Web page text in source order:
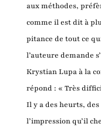
aux méthodes,
comme il est dit à
pitance de tout ce
l’auteure demande
Krystian Lupa à la
répond : « Très
Il y a des heurts,
l’impression qu’il